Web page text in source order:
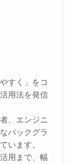
すく」をコ
用法を発信
、エンジニ
バックグラ
います。
用まで、幅